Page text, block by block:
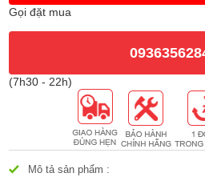
Gọi đặt mua
(7h30 - 22h)
Mô tả sản phẩm :